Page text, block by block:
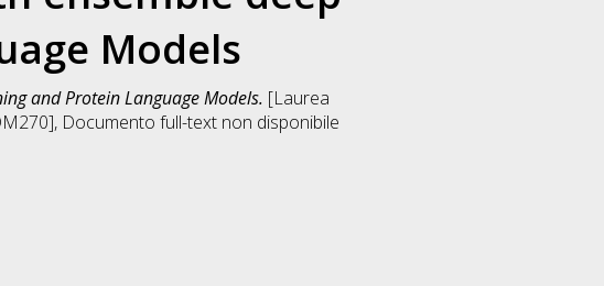
Models
and Protein Language Models. [Laurea
, Documento full-text non disponibile